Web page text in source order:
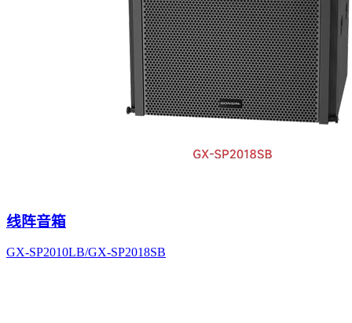
线阵音箱
GX-SP2010LB/GX-SP2018SB